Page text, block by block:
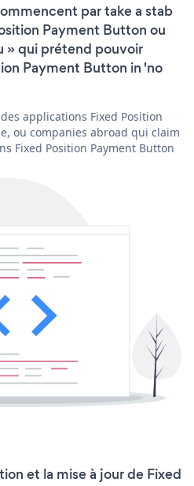
par take a stab
Payment Button ou
» qui prétend pouvoir
Payment Button in 'no
applications Fixed Position
ou companies abroad qui claim
Fixed Position Payment Button
et la mise à jour de Fixed